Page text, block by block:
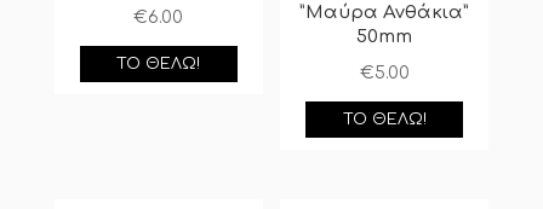
€6.00
ΤΟ ΘΈΛΩ!
”Μαύρα Ανθάκια”
50mm
€5.00
ΤΟ ΘΈΛΩ!